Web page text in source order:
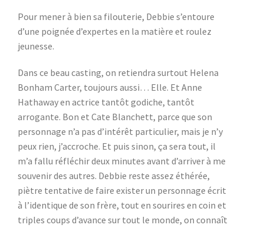
Pour mener à bien sa filouterie, Debbie s’entoure
d’une poignée d’expertes en la matière et roulez
jeunesse.
Dans ce beau casting, on retiendra surtout Helena
Bonham Carter, toujours aussi… Elle. Et Anne
Hathaway en actrice tantôt godiche, tantôt
arrogante. Bon et Cate Blanchett, parce que son
personnage n’a pas d’intérêt particulier, mais je n’y
peux rien, j’accroche. Et puis sinon, ça sera tout, il
m’a fallu réfléchir deux minutes avant d’arriver à me
souvenir des autres. Debbie reste assez éthérée,
piètre tentative de faire exister un personnage écrit
à l’identique de son frère, tout en sourires en coin et
triples coups d’avance sur tout le monde, on connaît